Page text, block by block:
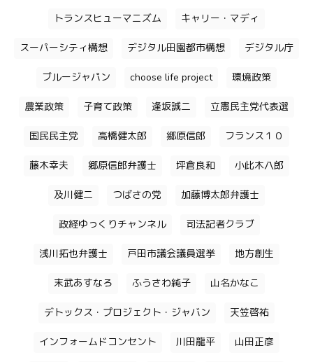
トランスヒューマニズム キャリー・マディ
スーパーシティ構想 デジタル田園都市構想 デジタル庁
ブルージャパン choose life project 環境政策
農業政策 子育て政策 逢坂誠二 立憲民主党代表選
国民民主党 高橋健太郎 郷原信郎 フランス１０
藤木幸夫 郷原信郎弁護士 坪倉良和 小此木八郎
及川健二 つばさの党 加藤博太郎弁護士
政経ゆっくりチャンネル 司法記者クラブ
浅川拓也弁護士 戸田市議会議員選挙 地方創生
末武あすなろ ふうさわ純子 山名かなこ
デトックス・プロジェクト・ジャバン 天笠啓祐
インフォームドコンセント 川田龍平 山田正彦